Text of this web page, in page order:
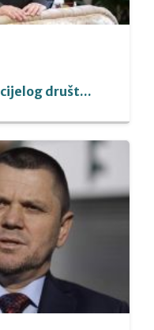
društ...